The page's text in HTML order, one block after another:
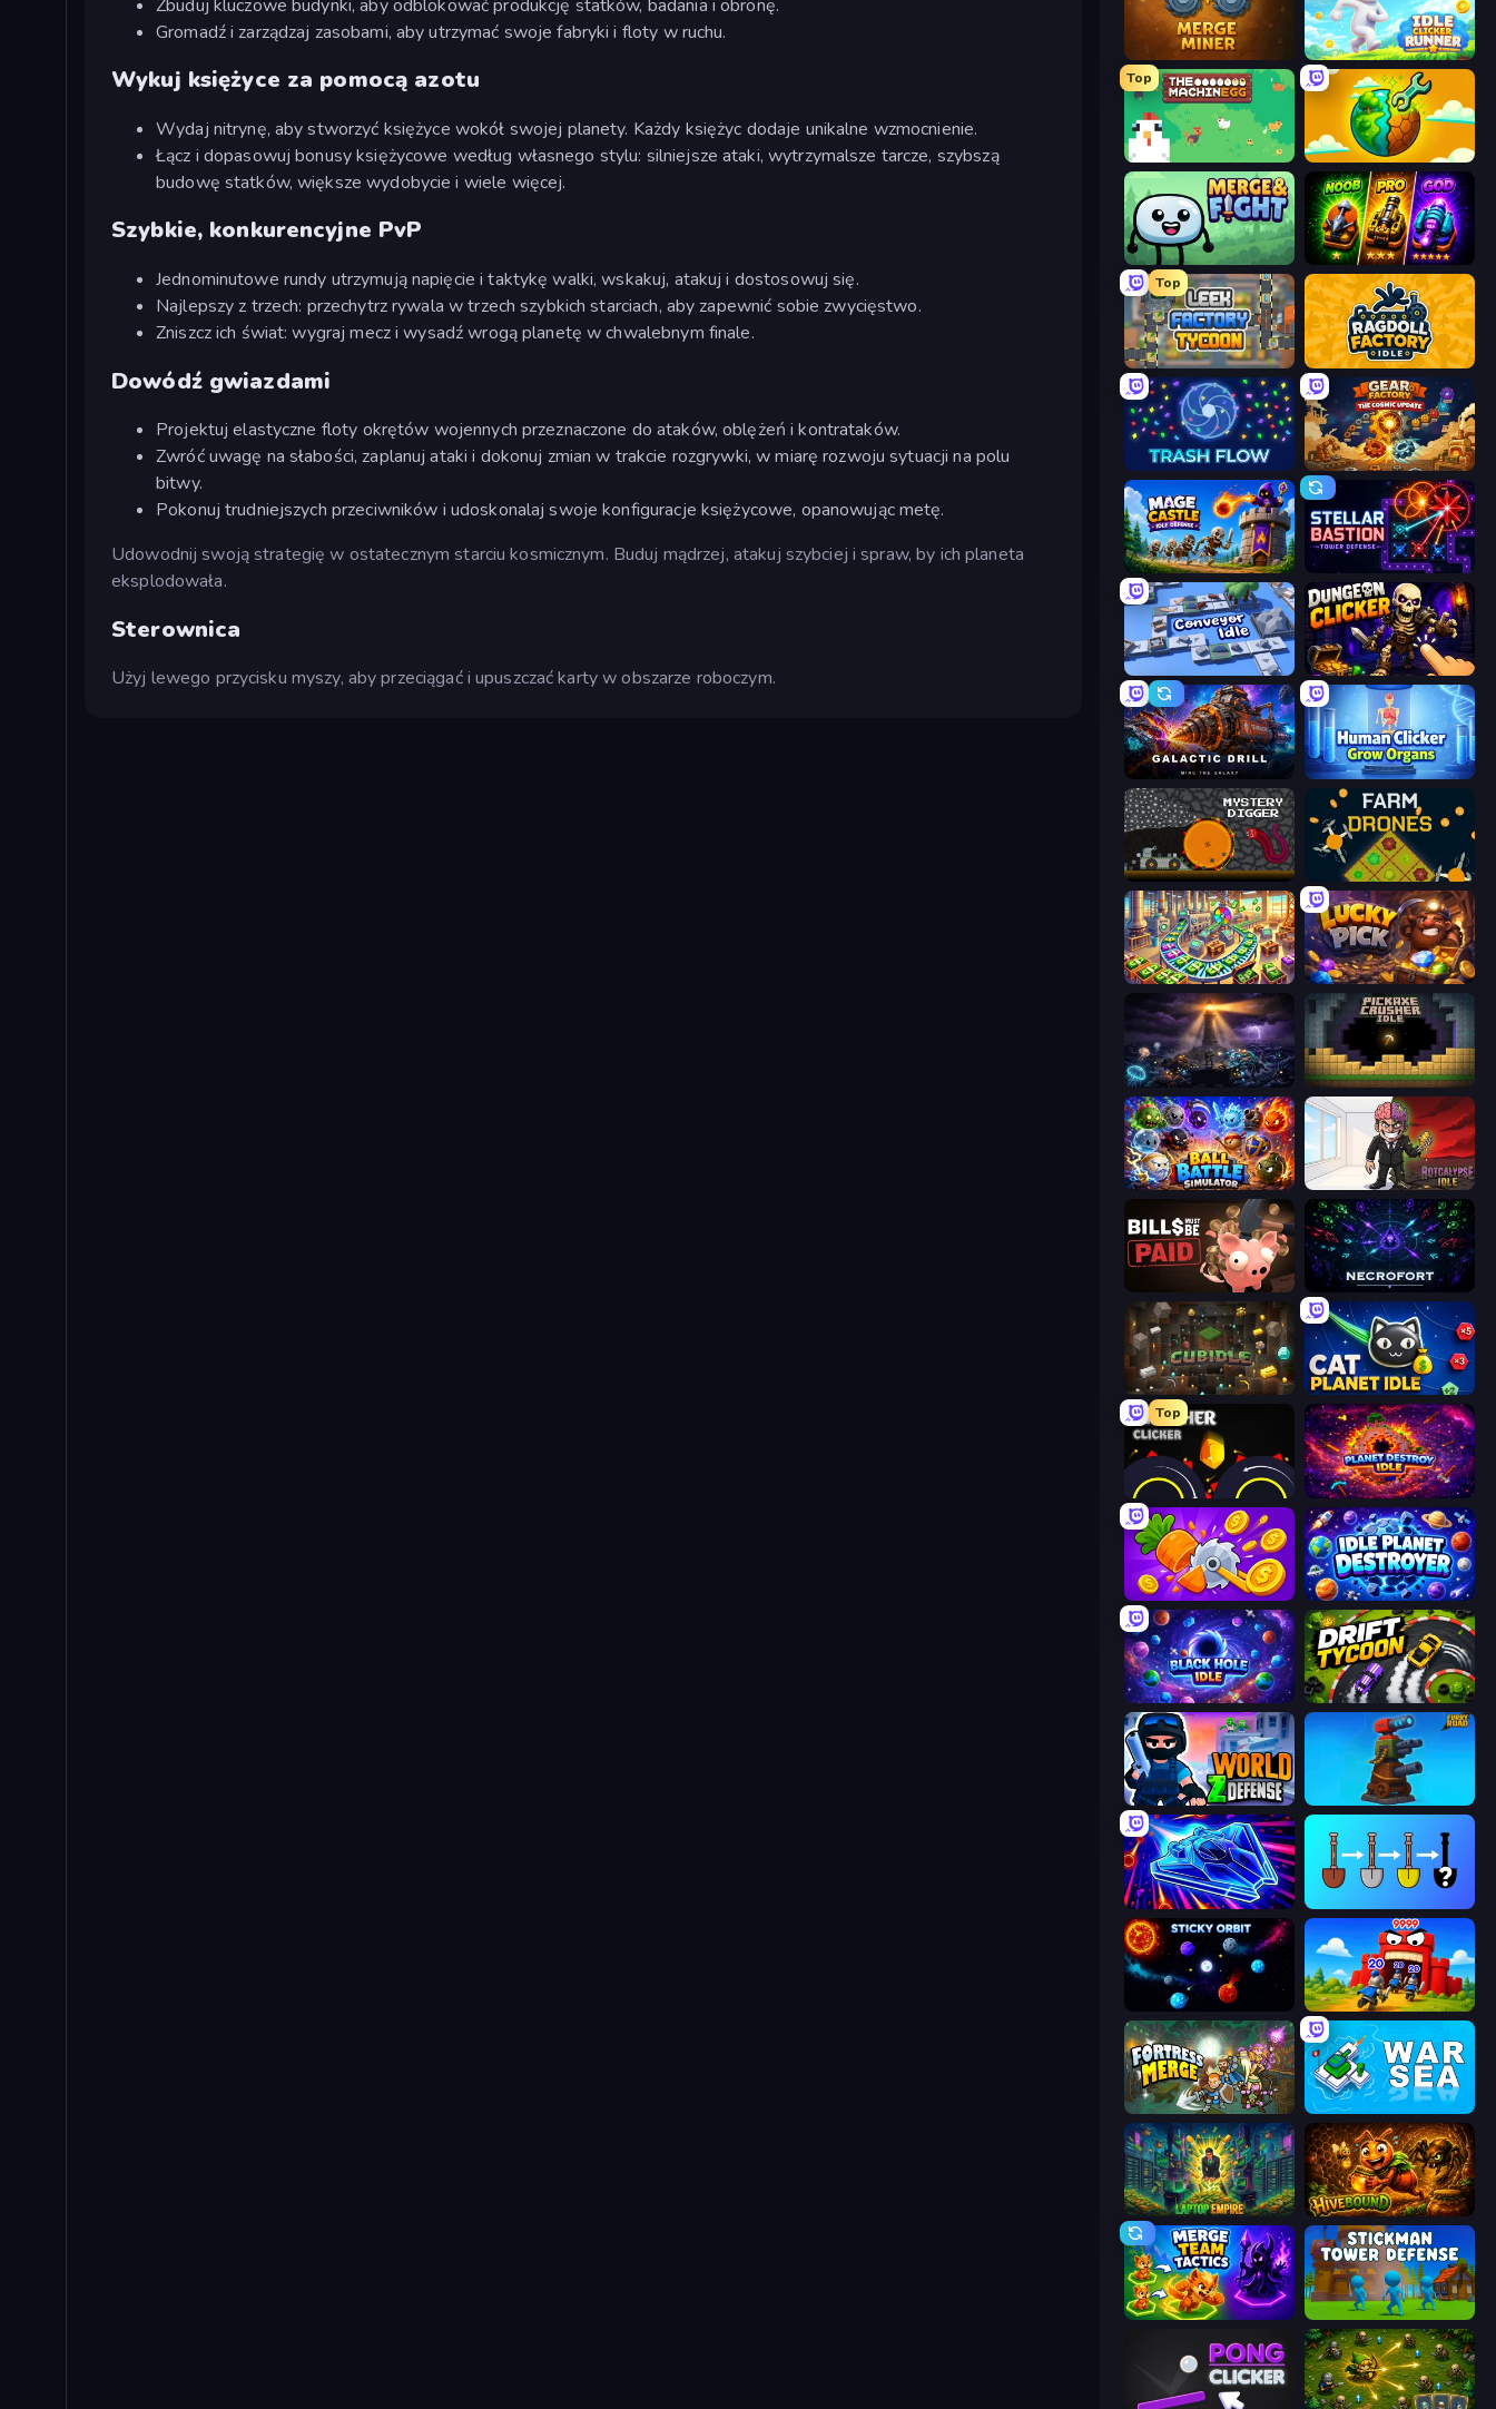
Zbuduj kluczowe budynki, aby odblokować produkcję statków, badania i obronę.
Gromadź i zarządzaj zasobami, aby utrzymać swoje fabryki i floty w ruchu.
Wykuj księżyce za pomocą azotu
Wydaj nitrynę, aby stworzyć księżyce wokół swojej planety. Każdy księżyc dodaje unikalne wzmocnienie.
Łącz i dopasowuj bonusy księżycowe według własnego stylu: silniejsze ataki, wytrzymalsze tarcze, szybszą
budowę statków, większe wydobycie i wiele więcej.
Szybkie, konkurencyjne PvP
Jednominutowe rundy utrzymują napięcie i taktykę walki, wskakuj, atakuj i dostosowuj się.
Najlepszy z trzech: przechytrz rywala w trzech szybkich starciach, aby zapewnić sobie zwycięstwo.
Zniszcz ich świat: wygraj mecz i wysadź wrogą planetę w chwalebnym finale.
Dowódź gwiazdami
Projektuj elastyczne floty okrętów wojennych przeznaczone do ataków, oblężeń i kontrataków.
Zwróć uwagę na słabości, zaplanuj ataki i dokonuj zmian w trakcie rozgrywki, w miarę rozwoju sytuacji na polu
bitwy.
Pokonuj trudniejszych przeciwników i udoskonalaj swoje konfiguracje księżycowe, opanowując metę.
Udowodnij swoją strategię w ostatecznym starciu kosmicznym. Buduj mądrzej, atakuj szybciej i spraw, by ich planeta
eksplodowała.
Sterownica
Użyj lewego przycisku myszy, aby przeciągać i upuszczać karty w obszarze roboczym.
Merge Miner Idle Clicker Runner
Top
The MachinEGG Land Explorers: Merge & Build
Merge & Fight Merge Survival
Top
Leek Factory Tycoon Ragdoll Factory Idle
Trash Flow Gear Factory
Mage Castle Idle Defense Stellar Bastion
Conveyor Idle Dungeon Clicker
Galactic Drill Human Clicker: Grow Organs
Mystery Digger Farm Drones
Money Factory: Tycoon Idle Game Lucky Pick
The Last Lighthouse Pickaxe Crusher Idle
Ball Battle Simulator Rotcalypse: Idle Incremental
Bills Must Be Paid Necrofort
Cubidle Cat Planet Idle
Top
Crusher Clicker Planet Destroy Idle
Farm Ring Idle Idle Planet Destroyer
Black Hole Idle Drift Tycoon
World Z Defense - Zombie Defense Furry Road
Stellar Swarm
Sticky Orbit TimeWarriors
Fortress Merge War Sea
Laptop Empire Hivebound
Merge Team Tactics